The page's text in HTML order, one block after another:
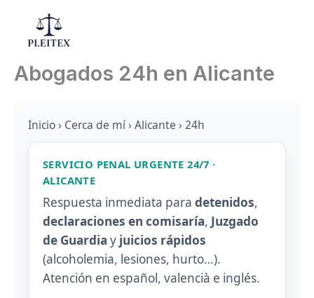
contenido
Abogados 24h en Alicante
Inicio› Cerca de mí› Alicante › 24h
SERVICIO PENAL URGENTE 24/7 ·
ALICANTE
Respuesta inmediata para detenidos,
declaraciones en comisaría, Juzgado
de Guardia y juicios rápidos
(alcoholemia, lesiones, hurto…).
Atención en español, valencià e inglés.